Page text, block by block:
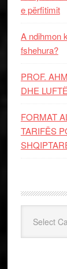
e përfitimit
A ndihmon
fshehura?
PROF.
DHE
FORMAT
TARIFËS